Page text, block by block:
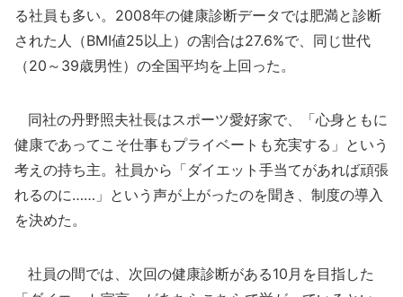
る社員も多い。2008年の健康診断データでは肥満と診断
された人（BMI値25以上）の割合は27.6%で、同じ世代
（20～39歳男性）の全国平均を上回った。
同社の丹野照夫社長はスポーツ愛好家で、「心身ともに
健康であってこそ仕事もプライベートも充実する」という
考えの持ち主。社員から「ダイエット手当てがあれば頑張
れるのに……」という声が上がったのを聞き、制度の導入
を決めた。
社員の間では、次回の健康診断がある10月を目指した